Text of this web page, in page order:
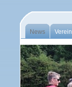
News Verein